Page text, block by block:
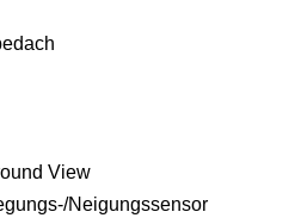
View
Neigungssensor